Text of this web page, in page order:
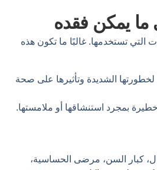
ما يمكن فقده
التي تستخدمها. غالبًا ما تكون هذه
الشديدة وتأثيرها على صحة
بمجرد استنشاقها أو ملامستها.
كبار السن، مرضى الحساسية،